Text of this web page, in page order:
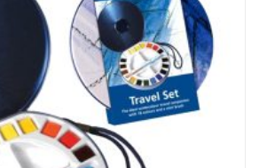
scatola
metallo
acquerelli
+